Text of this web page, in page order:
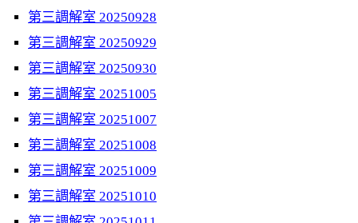
第三調解室 20250928
第三調解室 20250929
第三調解室 20250930
第三調解室 20251005
第三調解室 20251007
第三調解室 20251008
第三調解室 20251009
第三調解室 20251010